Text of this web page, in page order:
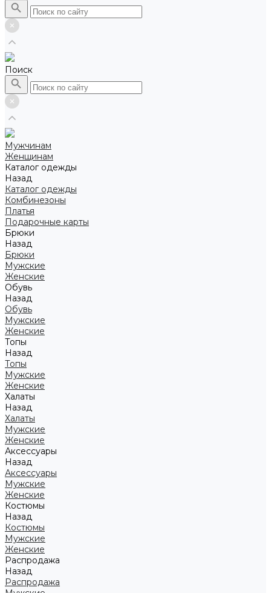
Поиск
Мужчинам
Женщинам
Каталог одежды
Назад
Каталог одежды
Комбинезоны
Платья
Подарочные карты
Брюки
Назад
Брюки
Мужские
Женские
Обувь
Назад
Обувь
Мужские
Женские
Топы
Назад
Топы
Мужские
Женские
Халаты
Назад
Халаты
Мужские
Женские
Аксессуары
Назад
Аксессуары
Мужские
Женские
Костюмы
Назад
Костюмы
Мужские
Женские
Распродажа
Назад
Распродажа